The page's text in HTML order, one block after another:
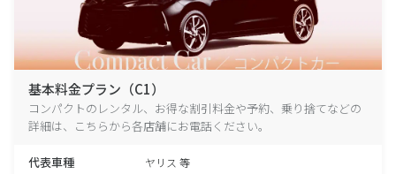
基本料金プラン（C1）
コンパクトのレンタル、お得な割引料金や予約、乗り捨てなどの
詳細は、こちらから各店舗にお電話ください。
代表車種 ヤリス 等